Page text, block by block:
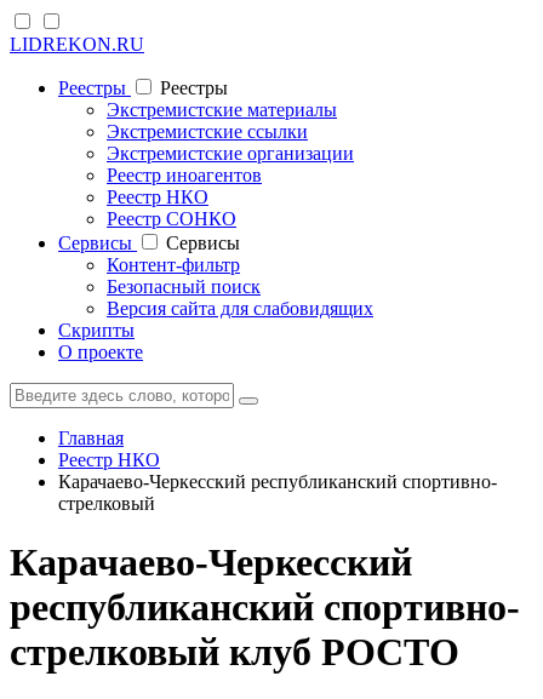
LIDREKON.RU
Реестры
Реестры
Экстремистские материалы
Экстремистские ссылки
Экстремистские организации
Реестр иноагентов
Реестр НКО
Реестр СОНКО
Cервисы
Cервисы
Контент-фильтр
Безопасный поиск
Версия сайта для слабовидящих
Скрипты
О проекте
Главная
Реестр НКО
Карачаево-Черкесский республиканский спортивно-
стрелковый
Карачаево-Черкесский
республиканский спортивно-
стрелковый клуб РОСТО